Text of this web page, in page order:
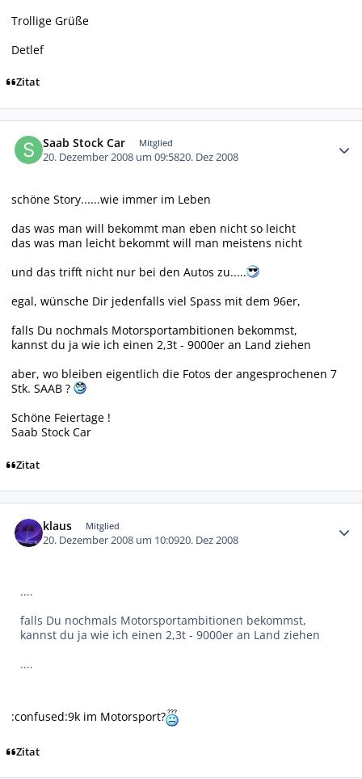
Trollige Grüße
Detlef
Zitat
Saab Stock Car Mitglied
20. Dezember 2008 um 09:5820. Dez 2008
schöne Story......wie immer im Leben
das was man will bekommt man eben nicht so leicht
das was man leicht bekommt will man meistens nicht
und das trifft nicht nur bei den Autos zu.....
egal, wünsche Dir jedenfalls viel Spass mit dem 96er,
falls Du nochmals Motorsportambitionen bekommst,
kannst du ja wie ich einen 2,3t - 9000er an Land ziehen
aber, wo bleiben eigentlich die Fotos der angesprochenen 7
Stk. SAAB ?
Schöne Feiertage !
Saab Stock Car
Zitat
klaus Mitglied
20. Dezember 2008 um 10:0920. Dez 2008
....
falls Du nochmals Motorsportambitionen bekommst,
kannst du ja wie ich einen 2,3t - 9000er an Land ziehen
....
:confused:9k im Motorsport?
Zitat